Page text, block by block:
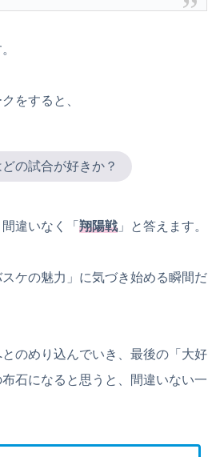
をすると、
の試合が好きか？
違いなく「 翔陽戦」と答えます。
ケの魅力」に気づき始める瞬間だ
のめり込んでいき、最後の「大好
石になると思うと、間違いない一